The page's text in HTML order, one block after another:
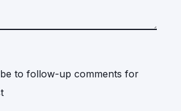
to follow-up comments for